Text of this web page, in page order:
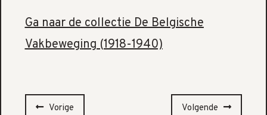
Ga naar de collectie De Belgische
Vakbeweging (1918-1940)
Vorige Volgende